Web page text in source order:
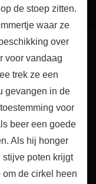
de stoep zitten.
waar ze
over
voor vandaag
trek ze een
gevangen in de
voor
beer een goede
Als hij honger
stijve poten krijgt
de cirkel heen